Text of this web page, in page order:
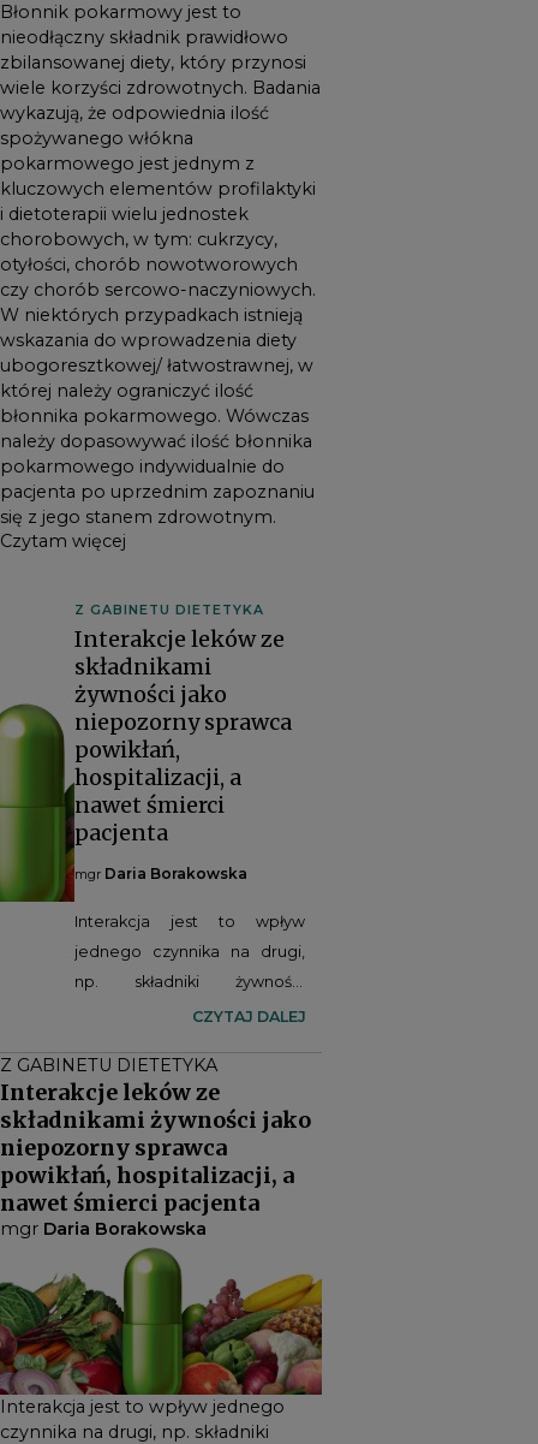
sercowo-naczyniowych. W
niektórych przypadkach
istnieją wskazania do
wprowadzenia diety
ubogoresztkowej/
łatwostrawnej, w której należy
ograniczyć ilość błonnika
pokarmowego. Wówczas
należy dopasowywać ilość
błonnika pokarmowego
indywidualnie do pacjenta po
uprzednim zapoznaniu się z
jego stanem zdrowotnym.
Błonnik pokarmowy jest to
nieodłączny składnik prawidłowo
zbilansowanej diety, który przynosi
wiele korzyści zdrowotnych. Badania
wykazują, że odpowiednia ilość
spożywanego włókna
pokarmowego jest jednym z
kluczowych elementów profilaktyki
i dietoterapii wielu jednostek
chorobowych, w tym: cukrzycy,
otyłości, chorób nowotworowych
czy chorób sercowo-naczyniowych.
W niektórych przypadkach istnieją
wskazania do wprowadzenia diety
ubogoresztkowej/ łatwostrawnej, w
której należy ograniczyć ilość
błonnika pokarmowego. Wówczas
należy dopasowywać ilość błonnika
pokarmowego indywidualnie do
pacjenta po uprzednim zapoznaniu
się z jego stanem zdrowotnym.
Czytam więcej
Z GABINETU DIETETYKA
Interakcje leków ze
składnikami
żywności jako
niepozorny sprawca
powikłań,
hospitalizacji, a
nawet śmierci
pacjenta
mgr Daria Borakowska
Interakcja jest to wpływ
jednego czynnika na drugi,
np. składniki żywności
zmieniają działanie leków na
farmakokinetycznych, czyli
wchłaniania, dystrybucji,
metabolizmu, eliminacji leku,
co może skutkować
zmniejszeniem lub brakiem
efektów terapeutycznych, a
nawet wystąpieniem
niebezpiecznych
konsekwencji farmakoterapii.
Zjawisko interakcji
zachodzące między lekami a
składnikami żywności jest
wszechobecne,
CZYTAJ DALEJ
Z GABINETU DIETETYKA
Interakcje leków ze
składnikami żywności jako
niepozorny sprawca
powikłań, hospitalizacji, a
nawet śmierci pacjenta
mgr Daria Borakowska
Interakcja jest to wpływ jednego
czynnika na drugi, np. składniki